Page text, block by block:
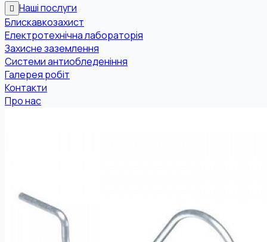
Наші послуги
Блискавкозахист
Електротехнічна лабораторія
Захисне заземлення
Системи антиобледеніння
Галерея робіт
Контакти
Про нас